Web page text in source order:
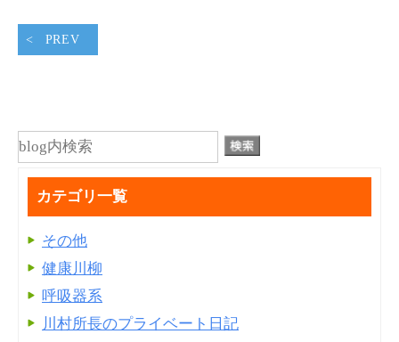
PREV
カテゴリ一覧
その他
健康川柳
呼吸器系
川村所長のプライベート日記